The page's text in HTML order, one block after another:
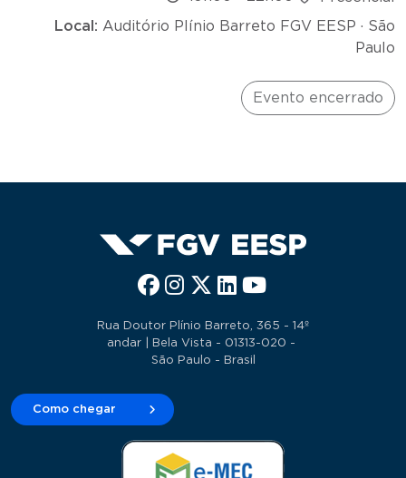
Local: Auditório Plínio Barreto FGV EESP · São
Paulo
Evento encerrado
Rua Doutor Plínio Barreto, 365 - 14º
andar | Bela Vista - 01313-020 -
São Paulo - Brasil
Como chegar